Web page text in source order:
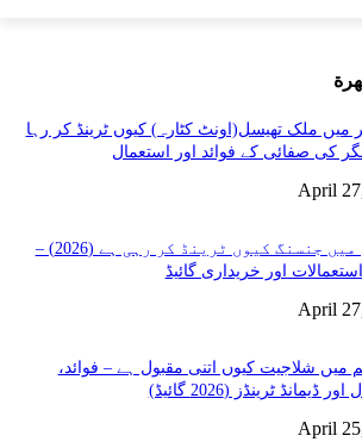
میں ملک تھیسل(اونٹ کٹارہ) کیوں ٹرینڈ کر رہا
کی صفائی کے فوائد اور استعمال
April
گلاسگو میں جنسنگ کیوں ٹرینڈ کر رہی ہے (2026) –
استعمالات اور خریداری گائیڈ
April
میں شلاجیت کیوں اتنی مقبول ہے – فوائد،
ڈیمانڈ ٹرینڈز (2026 گائیڈ)
April